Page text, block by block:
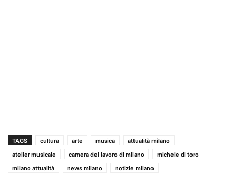
TAGS cultura arte musica
attualità milano
atelier musicale
camera del lavoro di milano
michele di toro
milano attualità
news milano notizie milano